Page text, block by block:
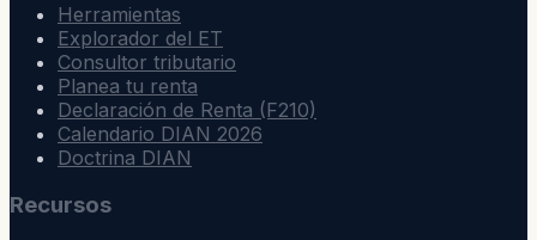
Herramientas
Explorador del ET
Consultor tributario
Planea tu renta
Declaración de Renta (F210)
Calendario DIAN 2026
Doctrina DIAN
Recursos